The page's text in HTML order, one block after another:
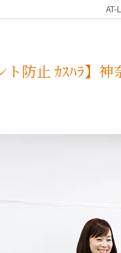
AT-
防止 ｶｽﾊﾗ】